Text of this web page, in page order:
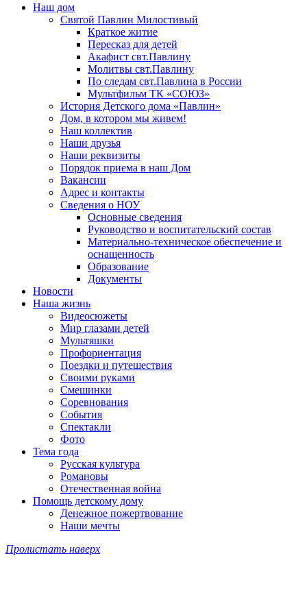
Наш дом
Святой Павлин Милостивый
Краткое житие
Пересказ для детей
Акафист свт.Павлину
Молитвы свт.Павлину
По следам свт.Павлина в России
Мультфильм ТК «СОЮЗ»
История Детского дома «Павлин»
Дом, в котором мы живем!
Наш коллектив
Наши друзья
Наши реквизиты
Порядок приема в наш Дом
Вакансии
Адрес и контакты
Сведения о НОУ
Основные сведения
Руководство и воспитательский состав
Материально-техническое обеспечение и
оснащенность
Образование
Документы
Новости
Наша жизнь
Видеосюжеты
Мир глазами детей
Мультяшки
Профориентация
Поездки и путешествия
Своими руками
Смешинки
Соревнования
События
Спектакли
Фото
Тема года
Русская культура
Романовы
Отечественная война
Помощь детскому дому
Денежное пожертвование
Наши мечты
Пролистать наверх